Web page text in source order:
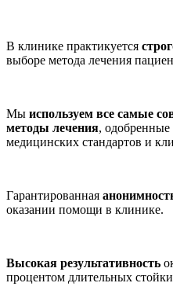
В клинике практикуется
выборе метода лечения
Мы используем все самые
методы лечения,
медицинских стандартов и
Гарантированная
оказании помощи в клинике.
Высокая результативность
процентом длительных